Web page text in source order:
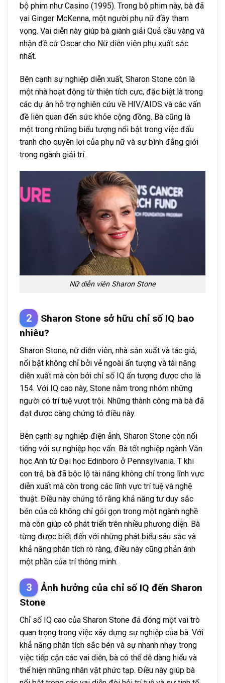
bộ phim như Casino (1995). Trong bộ phim này, bà đã
vai Ginger McKenna, một người phụ nữ đầy tham
vọng. Vai diễn này giúp bà giành giải Quả cầu vàng và
nhận đề cử Oscar cho Nữ diễn viên phụ xuất sắc
nhất.
Bên cạnh sự nghiệp diễn xuất, Sharon Stone còn là
một nhà hoạt động từ thiện tích cực, đặc biệt là trong
các dự án hỗ trợ nghiên cứu về HIV/AIDS và các vấn
đề liên quan đến sức khỏe cộng đồng. Bà cũng là
một trong những biểu tượng nổi bật trong việc đấu
tranh cho quyền lợi của phụ nữ và sự bình đẳng giới
trong ngành giải trí.
Nữ diễn viên Sharon Stone
Sharon Stone sở hữu chỉ số IQ bao
nhiêu?
Sharon Stone, nữ diễn viên, nhà sản xuất và tác giả,
nổi bật không chỉ bởi vẻ ngoài ấn tượng và tài năng
diễn xuất mà còn bởi chỉ số IQ ấn tượng được cho là
154. Với IQ cao này, Stone nằm trong nhóm những
người có trí tuệ vượt trội. Những thành công mà bà đã
đạt được càng chứng tỏ điều này.
Bên cạnh sự nghiệp điện ảnh, Sharon Stone còn nổi
tiếng với sự nghiệp học vấn. Bà tốt nghiệp ngành Văn
học Anh từ Đại học Edinboro ở Pennsylvania. T khi
con trẻ, bà đã bộc lộ tài năng không chỉ trong lĩnh vực
diễn xuất mà còn trong các lĩnh vực trí tuệ và nghệ
thuật. Điều này chứng tỏ rằng khả năng tư duy sắc
bén của cô không chỉ gói gọn trong một ngành nghề
mà còn giúp cô phát triển trên nhiều phương diện. Bà
từng được biết đến với những phát biểu sâu sắc và
khả năng phân tích rõ ràng, điều này cũng phản ánh
một phần của trí thông minh.
Ảnh hưởng của chỉ số IQ đến Sharon
Stone
Chỉ số IQ cao của Sharon Stone đã đóng một vai trò
quan trọng trong việc xây dựng sự nghiệp của bà. Với
khả năng phân tích sắc bén và sự nhanh nhạy trong
việc tiếp cận các vai diễn, bà có thể dễ dàng hiểu và
thể hiện những nhân vật phức tạp. Điều này giúp bà